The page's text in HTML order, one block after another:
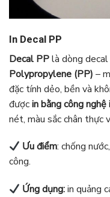
In Decal PP
Decal PPlà dòng
Polypropylene (PP) –
đặc tính dẻo, bền và
đượcin bằng công
nét, màu sắc chân thực
Ưu điểm: chống
công.
Ứng dụng:in quảng